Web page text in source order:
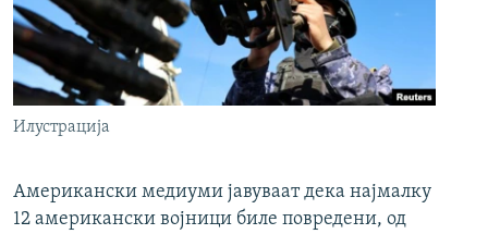
Илустрација
Американски медиуми јавуваат дека најмалку
12 американски војници биле повредени, од